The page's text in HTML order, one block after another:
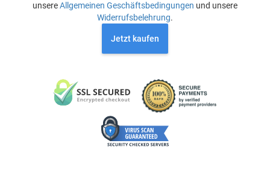
unsereAllgemeinen Geschäftsbedingungen und unsere
Widerrufsbelehrung.
Jetzt kaufen